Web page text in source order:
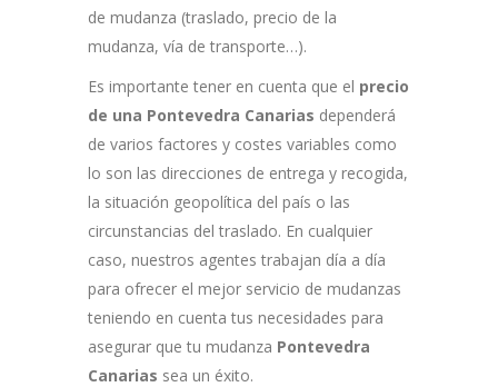
de mudanza (traslado, precio de la
mudanza, vía de transporte…).
Es importante tener en cuenta que el precio
de una Pontevedra Canarias dependerá
de varios factores y costes variables como
lo son las direcciones de entrega y recogida,
la situación geopolítica del país o las
circunstancias del traslado. En cualquier
caso, nuestros agentes trabajan día a día
para ofrecer el mejor servicio de mudanzas
teniendo en cuenta tus necesidades para
asegurar que tu mudanza Pontevedra
Canarias sea un éxito.